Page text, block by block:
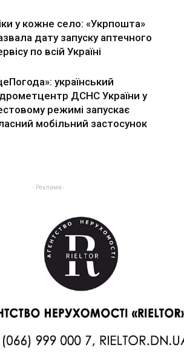
у кожне село: «Укрпошта»
дату запуску аптечного
по всій Україні
український
ДСНС України у
режимі запускає
мобільний застосунок
- Реклама -